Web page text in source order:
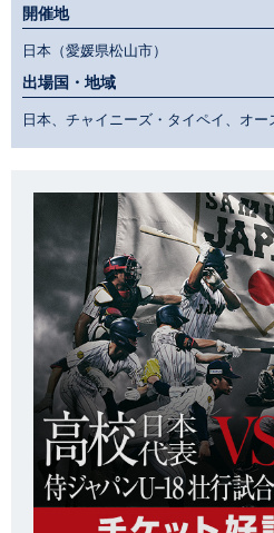
開催地
日本（愛媛県松山市）
出場国・地域
日本、チャイニーズ・タイペイ、オ